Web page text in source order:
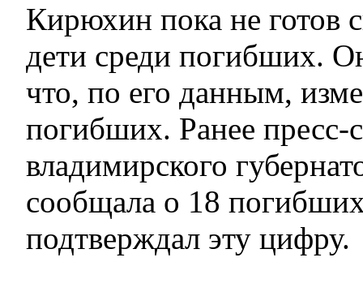
Кирюхин пока не готов
дети среди погибших.
что, по его данным,
погибших. Ранее пресс-
владимирского
сообщала о 18
подтверждал эту цифру.